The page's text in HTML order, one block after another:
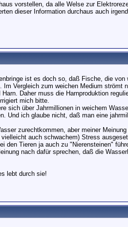
vorstellen, da alle Welse zur
dieser Information durchaus auch
ist es doch so, daß Fische, die
Im Vergleich zum weichen Medium strömt
Daher muss die Harnproduktion
mich bitte.
sich über Jahrmillionen in weichem
Und ich glaube nicht, daß man eine
zurechtkommen, aber meiner
auch schwachem) Stress
den Tieren ja auch zu "Nierensteinen"
nach dafür sprechen, daß die
lebt durch sie!